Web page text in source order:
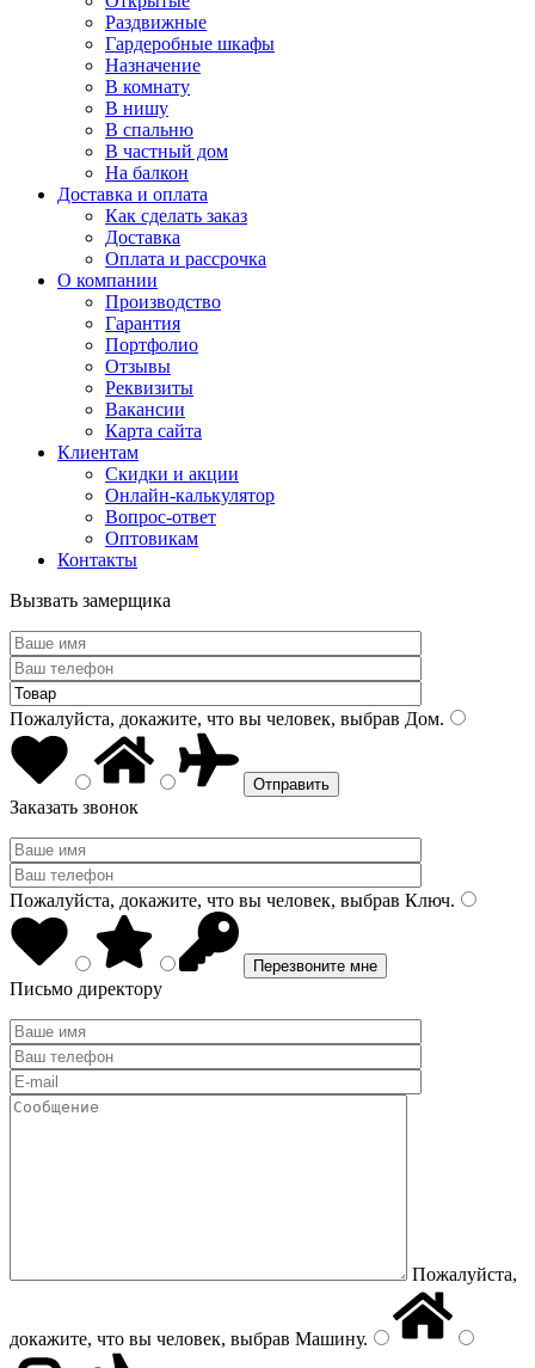
Раздвижные
Гардеробные шкафы
Назначение
В комнату
В нишу
В спальню
В частный дом
На балкон
Доставка и оплата
Как сделать заказ
Доставка
Оплата и рассрочка
О компании
Производство
Гарантия
Портфолио
Отзывы
Реквизиты
Вакансии
Карта сайта
Клиентам
Скидки и акции
Онлайн-калькулятор
Вопрос-ответ
Оптовикам
Контакты
Вызвать замерщика
Пожалуйста, докажите, что вы человек, выбрав Дом.
Заказать звонок
Пожалуйста, докажите, что вы человек, выбрав Ключ.
Письмо директору
Пожалуйста,
докажите, что вы человек, выбрав Машину.